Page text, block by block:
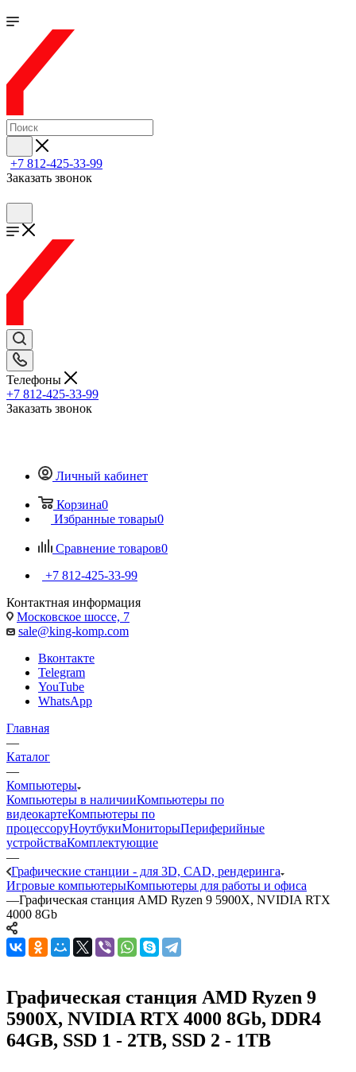
+7 812-425-33-99
Заказать звонок
Телефоны
+7 812-425-33-99
Заказать звонок
Личный кабинет
Корзина0
Избранные товары0
Сравнение товаров0
+7 812-425-33-99
Контактная информация
Московское шоссе, 7
sale@king-komp.com
Вконтакте
Telegram
YouTube
WhatsApp
Главная
—
Каталог
—
Компьютеры
Компьютеры в наличииКомпьютеры по
видеокартеКомпьютеры по
процессоруНоутбукиМониторыПериферийные
устройстваКомплектующие
—
Графические станции - для 3D, CAD, рендеринга
Игровые компьютерыКомпьютеры для работы и офиса
—Графическая станция AMD Ryzen 9 5900X, NVIDIA RTX
4000 8Gb
Графическая станция AMD Ryzen 9
5900X, NVIDIA RTX 4000 8Gb, DDR4
64GB, SSD 1 - 2TB, SSD 2 - 1TB